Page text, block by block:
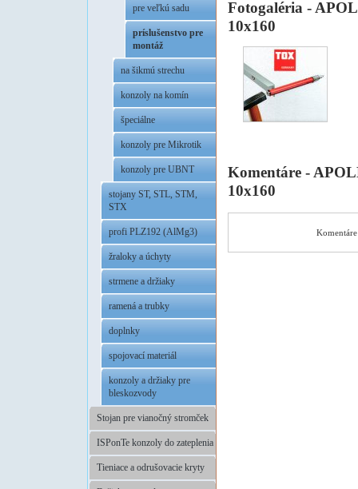
pre veľkú sadu
príslušenstvo pre
montáž
na šikmú strechu
konzoly na komín
špeciálne
konzoly pre Mikrotik
konzoly pre UBNT
stojany ST, STL, STM,
STX
profi PLZ192 (AlMg3)
žraloky a úchyty
strmene a držiaky
ramená a trubky
doplnky
spojovací materiál
konzoly a držiaky pre
bleskozvody
Stojan pre vianočný stromček
ISPonTe konzoly do zateplenia
Tieniace a odrušovacie kryty
Fotogaléria -
10x160
Komentáre -
10x160